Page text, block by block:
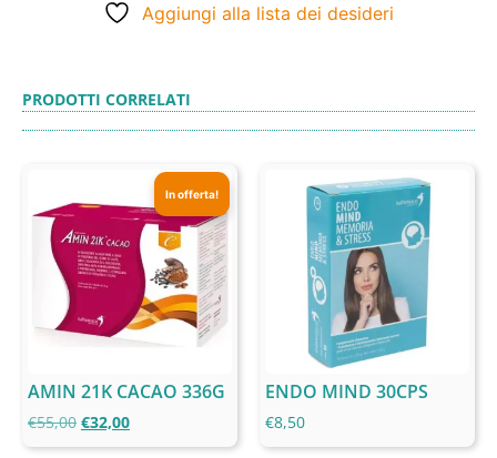
Aggiungi alla lista dei desideri
PRODOTTI CORRELATI
In offerta!
AMIN 21K CACAO 336G
€55,00 €32,00
ENDO MIND 30CPS
€8,50